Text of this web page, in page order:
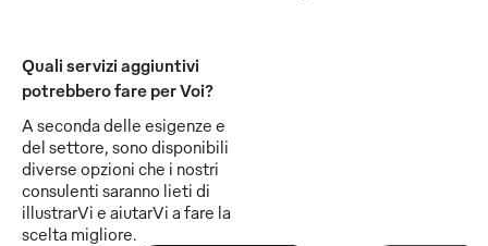
Quali servizi aggiuntivi
potrebbero fare per Voi?
A seconda delle esigenze e
del settore, sono disponibili
diverse opzioni che i nostri
consulenti saranno lieti di
illustrarVi e aiutarVi a fare la
scelta migliore.